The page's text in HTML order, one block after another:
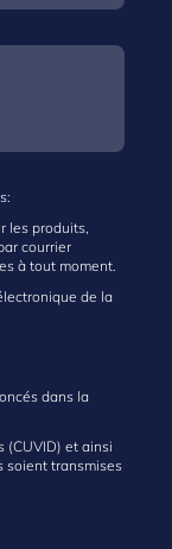
les produits,
courrier
à tout moment.
de la
dans la
(CUVID) et ainsi
soient transmises